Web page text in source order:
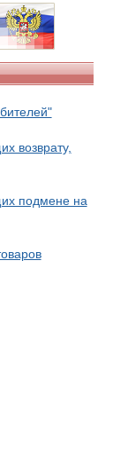
возврату,
подмене на